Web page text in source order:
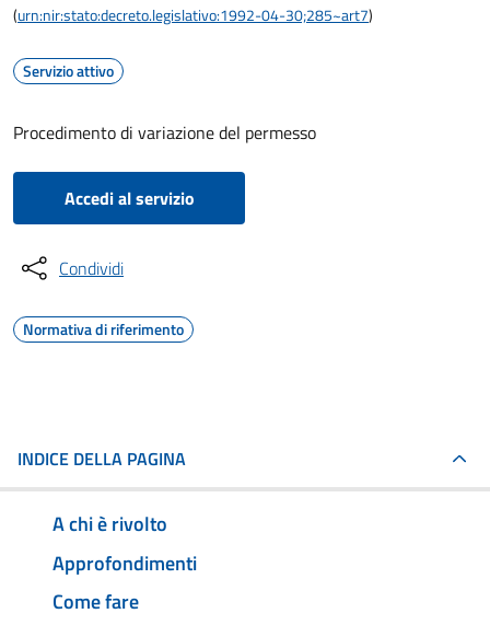
(urn:nir:stato:decreto.legislativo:1992-04-30;285~art7)
Servizio attivo
Procedimento di variazione del permesso
Accedi al servizio
Condividi
Normativa di riferimento
INDICE DELLA PAGINA
A chi è rivolto
Approfondimenti
Come fare